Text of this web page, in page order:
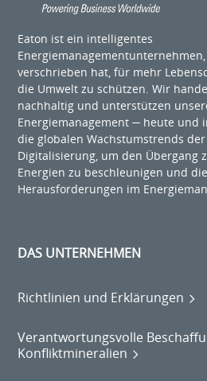
Eaton ist ein intelligentes
verschrieben hat, für mehr
die Umwelt zu schützen. Wir
nachhaltig und unterstützen
Energiemanagement ─ heute und
die globalen Wachstumstrends
Digitalisierung, um den Übergang
Energien zu beschleunigen und
Herausforderungen im
DAS UNTERNEHMEN
Richtlinien und Erklärungen
Verantwortungsvolle
Konfliktmineralien